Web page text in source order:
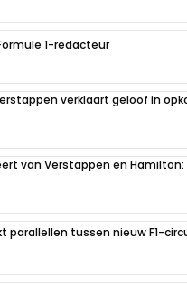
1-redacteur
verklaart geloof in
van Verstappen en Hamilton:
parallellen tussen nieuw F1-